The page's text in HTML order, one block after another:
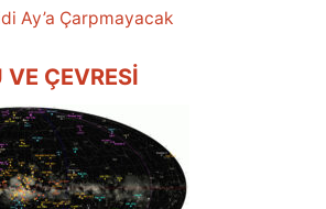
Ay’a Çarpmayacak
ÇEVRESI